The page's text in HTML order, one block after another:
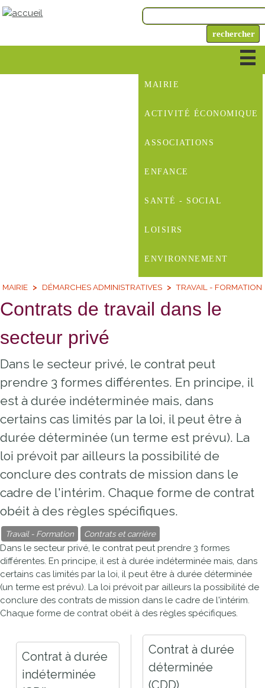
MAIRIE
ACTIVITÉ ÉCONOMIQUE
ASSOCIATIONS
ENFANCE
SANTÉ - SOCIAL
LOISIRS
ENVIRONNEMENT
MAIRIE DÉMARCHES ADMINISTRATIVES TRAVAIL - FORMATION
Contrats de travail dans le
secteur privé
Dans le secteur privé, le contrat peut
prendre 3 formes différentes. En principe, il
est à durée indéterminée mais, dans
certains cas limités par la loi, il peut être à
durée déterminée (un terme est prévu). La
loi prévoit par ailleurs la possibilité de
conclure des contrats de mission dans le
cadre de l'intérim. Chaque forme de contrat
obéit à des règles spécifiques.
Travail - Formation Contrats et carrière
Dans le secteur privé, le contrat peut prendre 3 formes
différentes. En principe, il est à durée indéterminée mais, dans
certains cas limités par la loi, il peut être à durée déterminée
(un terme est prévu). La loi prévoit par ailleurs la possibilité de
conclure des contrats de mission dans le cadre de l'intérim.
Chaque forme de contrat obéit à des règles spécifiques.
Contrat à durée
indéterminée
Contrat à durée
déterminée
(CDD)